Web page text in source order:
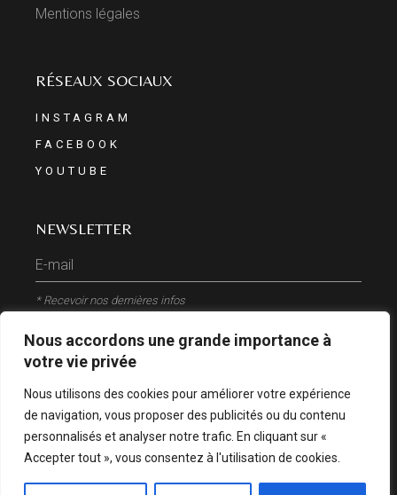
Nous accordons une grande importance à
votre vie privée
Nous utilisons des cookies pour améliorer votre expérience
de navigation, vous proposer des publicités ou du contenu
personnalisés et analyser notre trafic. En cliquant sur «
Accepter tout », vous consentez à l'utilisation de cookies.
Mentions légales
RÉSEAUX SOCIAUX
INSTAGRAM
FACEBOOK
YOUTUBE
NEWSLETTER
* Recevoir nos dernières infos
ENVOYER